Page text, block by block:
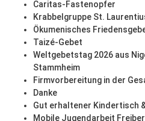
Caritas-Fastenopfer
Krabbelgruppe St.
Ökumenisches
Taizé-Gebet
Weltgebetstag 2026 aus
Stammheim
Firmvorbereitung in der
Danke
Gut erhaltener Kindertisch
Mobile Jugendarbeit